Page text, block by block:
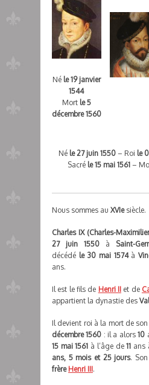
Né le 19 janvier
1544
Mort le 5
décembre 1560
Né le 27 juin 1550 – Roi le
Sacré le 15 mai 1561–
Nous sommes au XVIesiècle.
Charles IX (Charles-
27 juin 1550à Saint-
décédé le 30 mai 1574à
ans.
Il est le fils de Henri IIet de
appartient la dynastie des
Il devient roi à la mort de son
décembre 1560 : il a alors10
15 mai 1561 à l’âge de11 ans
ans, 5 mois et 25 jours.
frère Henri III.